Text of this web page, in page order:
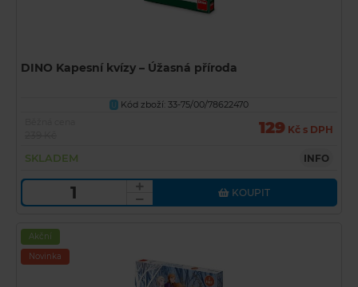
DINO Kapesní kvízy – Úžasná příroda
U
Kód zboží: 33-75/00/78622470
129 Kč s DPH
SKLADEM INFO
KOUPIT
Akční
Novinka